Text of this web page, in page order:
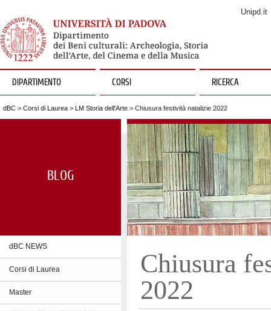
Unipd.it
DIPARTIMENTO CORSI RICERCA
dBC > Corsi di Laurea > LM Storia dell'Arte > Chiusura festività natalizie 2022
BLOG
dBC NEWS
Corsi di Laurea
Master
Chiusura
2022